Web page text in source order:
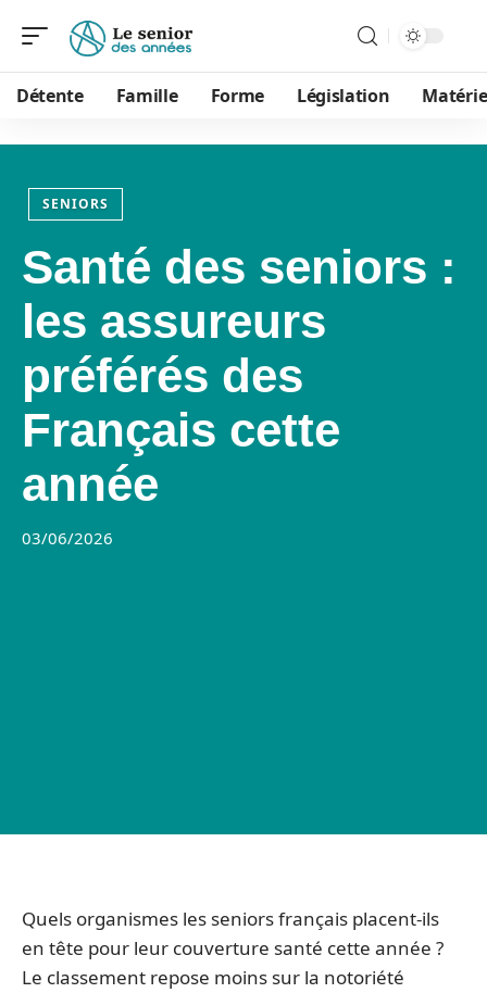
Détente Famille Forme Législation
SENIORS
Santé des seniors :
les assureurs
préférés des
Français cette
année
03/06/2026
Quels organismes les seniors français placent-ils
en tête pour leur couverture santé cette année ?
Le classement repose moins sur la notoriété